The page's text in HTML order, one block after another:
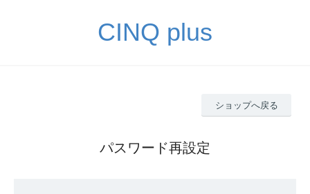
CINQ plus
ショップへ戻る
パスワード再設定